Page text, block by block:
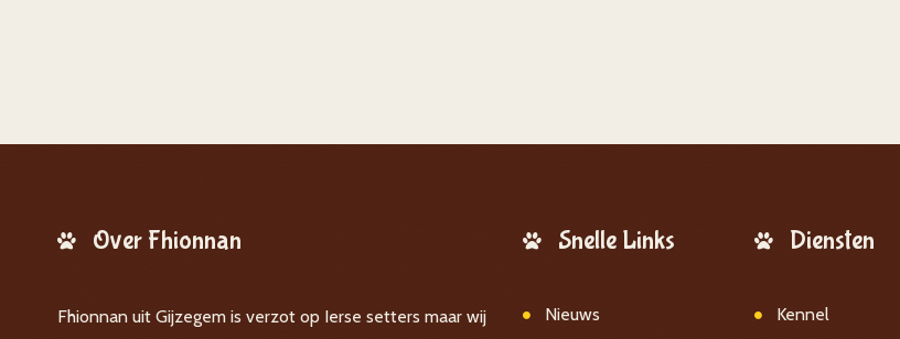
Over Fhionnan
Fhionnan uit Gijzegem is verzot op Ierse setters maar wij
Snelle Links
Nieuws
Diensten
Kennel